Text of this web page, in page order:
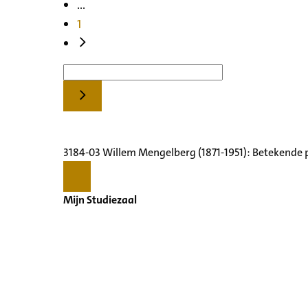
...
1
3184-03 Willem Mengelberg (1871-1951):
Mijn Studiezaal